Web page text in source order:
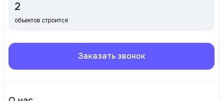
2
объектов строится
Заказать звонок